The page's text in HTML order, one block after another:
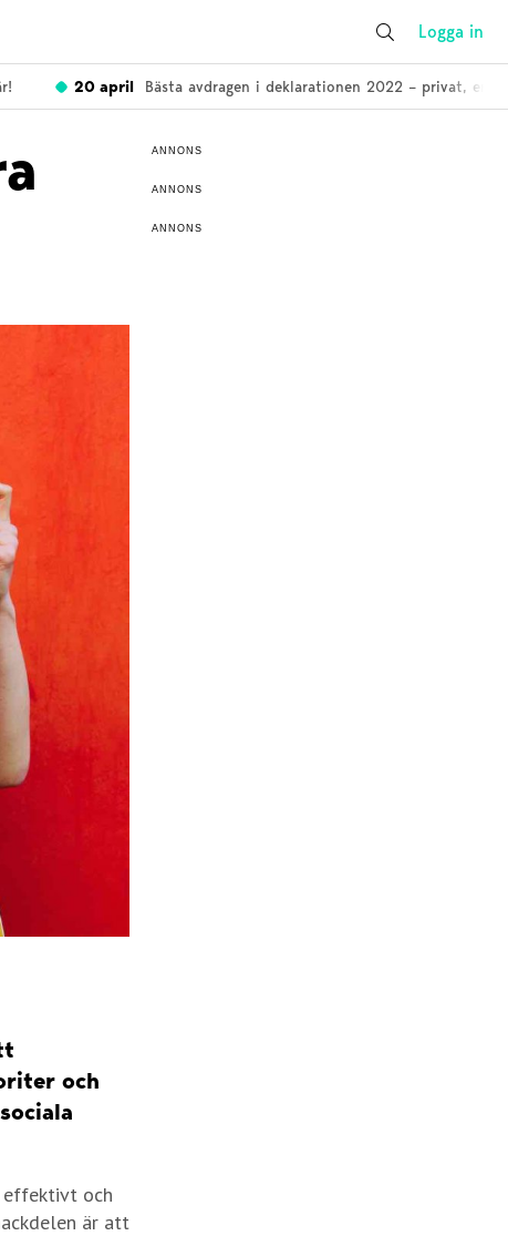
Logga in
20 april Bästa avdragen i deklarationen 2022 – privat, enskild
och
och
är att
ANNONS
ANNONS
ANNONS